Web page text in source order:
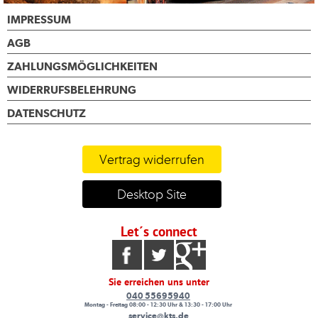
IMPRESSUM
AGB
ZAHLUNGSMÖGLICHKEITEN
WIDERRUFSBELEHRUNG
DATENSCHUTZ
Vertrag widerrufen
Desktop Site
Let´s connect
Sie erreichen uns unter
040 55695940
Montag - Freitag 08:00 - 12:30 Uhr & 13:30 - 17:00 Uhr
service@kts.de